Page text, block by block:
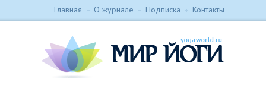
Главная О журнале Подписка Контакты